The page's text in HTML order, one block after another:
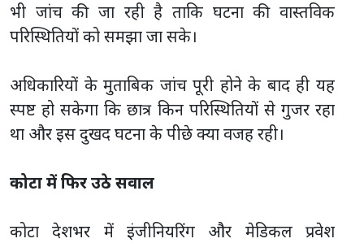
भी जांच की जा रही है ताकि घटना की वास्तविक
परिस्थितियों को समझा जा सके।
अधिकारियों के मुताबिक जांच पूरी होने के बाद ही यह
स्पष्ट हो सकेगा कि छात्र किन परिस्थितियों से गुजर रहा
था और इस दुखद घटना के पीछे क्या वजह रही।
कोटा में फिर उठे सवाल
कोटा देशभर में इंजीनियरिंग और मेडिकल प्रवेश